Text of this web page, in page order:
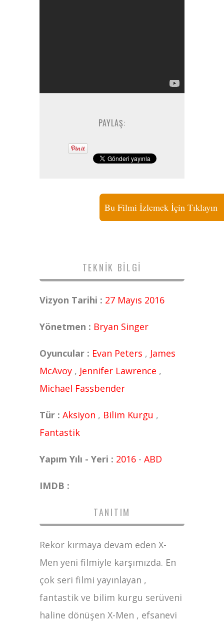
PAYLAŞ:
Bu Filmi İzlemek İçin Tıklayın
TEKNIK BILGI
Vizyon Tarihi : 27 Mayıs 2016
Yönetmen : Bryan Singer
Oyuncular : Evan Peters , James
McAvoy , Jennifer Lawrence ,
Michael Fassbender
Tür : Aksiyon , Bilim Kurgu ,
Fantastik
Yapım Yılı - Yeri : 2016 - ABD
IMDB :
TANITIM
Rekor kırmaya devam eden X-
Men yeni filmiyle karşımızda. En
çok seri filmi yayınlayan ,
fantastik ve bilim kurgu serüveni
haline dönüşen X-Men , efsanevi